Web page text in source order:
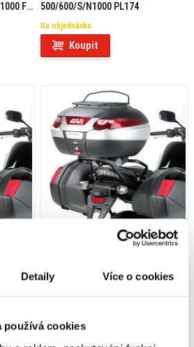
Detaily Více o cookies
používá cookies
F
500/600/S/N1000 PL174
Na objednávku
Koupit
GIVI DRŽÁK KUFRU HONDA CBF
Koupit